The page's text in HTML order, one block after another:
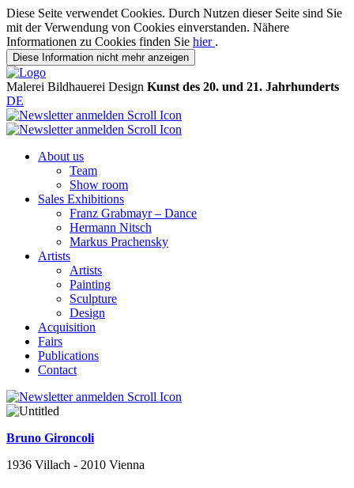
Diese Seite verwendet Cookies. Durch Nutzen dieser Seite sind Sie
mit der Verwendung von Cookies einverstanden. Nähere
Informationen zu Cookies finden Sie hier .
Diese Information nicht mehr anzeigen
Malerei Bildhauerei Design Kunst des 20. und 21. Jahrhunderts
DE
About us
Team
Show room
Sales Exhibitions
Franz Grabmayr – Dance
Hermann Nitsch
Markus Prachensky
Artists
Artists
Painting
Sculpture
Design
Acquisition
Fairs
Publications
Contact
Bruno Gironcoli
1936 Villach - 2010 Vienna